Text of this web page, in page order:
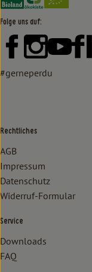
Folge uns auf:
Externer Link
Externer
#gerneperdu
Rechtliches
AGB
Impressum
Datenschutz
Widerruf-Formular
Service
Downloads
FAQ